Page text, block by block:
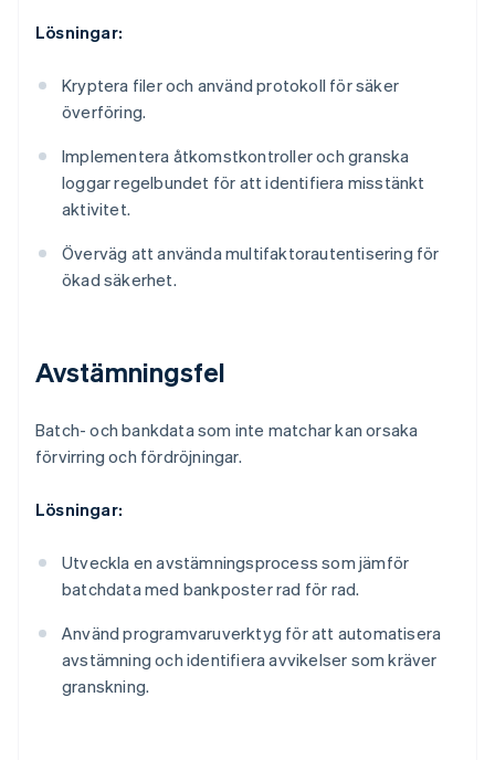
Lösningar:
Kryptera filer och använd protokoll för säker
överföring.
Implementera åtkomstkontroller och granska
loggar regelbundet för att identifiera misstänkt
aktivitet.
Överväg att använda multifaktorautentisering för
ökad säkerhet.
Avstämningsfel
Batch- och bankdata som inte matchar kan orsaka
förvirring och fördröjningar.
Lösningar:
Utveckla en avstämningsprocess som jämför
batchdata med bankposter rad för rad.
Använd programvaruverktyg för att automatisera
avstämning och identifiera avvikelser som kräver
granskning.